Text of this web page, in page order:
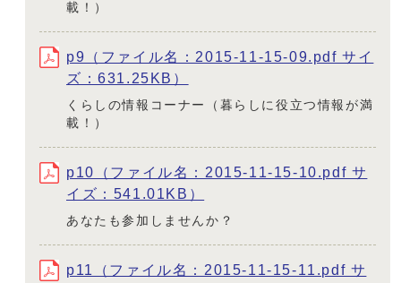
載！）
p9（ファイル名：2015-11-15-09.pdf サイ
ズ：631.25KB）
くらしの情報コーナー（暮らしに役立つ情報が満
載！）
p10（ファイル名：2015-11-15-10.pdf サ
イズ：541.01KB）
あなたも参加しませんか？
p11（ファイル名：2015-11-15-11.pdf サ